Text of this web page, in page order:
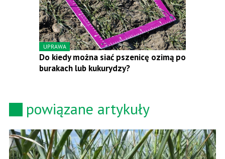
UPRAWA
Do kiedy można siać pszenicę ozimą po
burakach lub kukurydzy?
powiązane artykuły